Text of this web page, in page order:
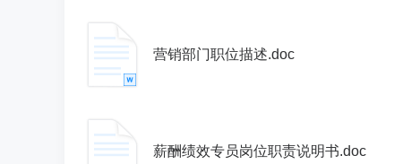
营销部门职位描述.doc
薪酬绩效专员岗位职责说明书.doc